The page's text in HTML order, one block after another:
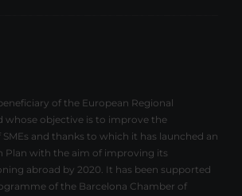
of the European Regional
whose objective is to improve the
and thanks to which it has launched an
Plan with the aim of improving its
abroad by 2020. It has been supported
of the Barcelona Chamber of